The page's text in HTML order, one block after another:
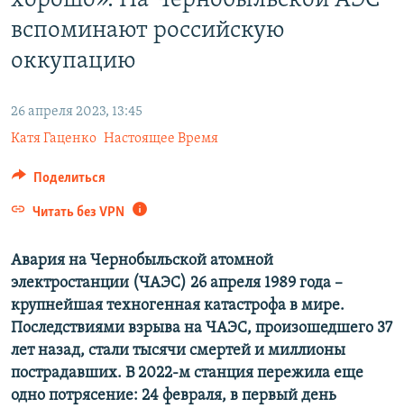
ПОБЕДИТЕЛЕЙ НЕ СУДЯТ?
УКРАИНСКАЯ ПРОБЛЕМА КРЫМА
ПРИСОЕДИНЯЙТЕСЬ!
Все сайты RFE/RL
вспоминают российскую
оккупацию
26 апреля 2023, 13:45
Катя Гаценко Настоящее Время
Поделиться
Читать без VPN
Авария на Чернобыльской атомной
электростанции (ЧАЭС) 26 апреля 1989 года –
крупнейшая техногенная катастрофа в мире.
Последствиями взрыва на ЧАЭС, произошедшего 37
лет назад, стали тысячи смертей и миллионы
пострадавших. В 2022-м станция пережила еще
одно потрясение: 24 февраля, в первый день